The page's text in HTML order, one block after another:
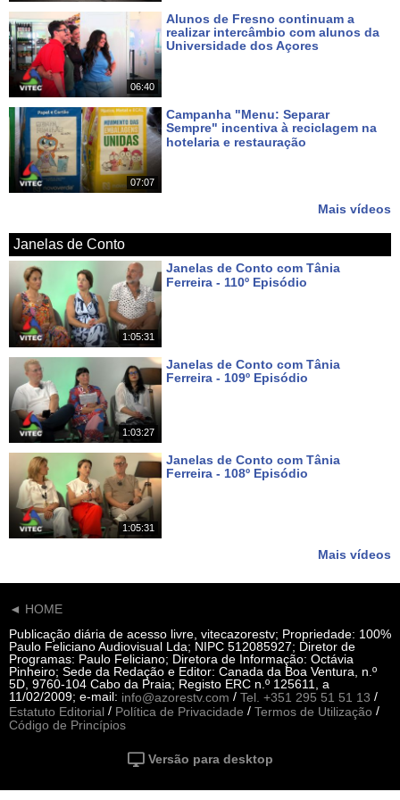
06:40
Alunos de Fresno continuam a
realizar intercâmbio com alunos da
Universidade dos Açores
07:07
Campanha "Menu: Separar
Sempre" incentiva à reciclagem na
hotelaria e restauração
Mais vídeos
Janelas de Conto
1:05:31
Janelas de Conto com Tânia
Ferreira - 110º Episódio
1:03:27
Janelas de Conto com Tânia
Ferreira - 109º Episódio
1:05:31
Janelas de Conto com Tânia
Ferreira - 108º Episódio
Mais vídeos
◄ HOME
Publicação diária de acesso livre, vitecazorestv; Propriedade: 100%
Paulo Feliciano Audiovisual Lda; NIPC 512085927; Diretor de
Programas: Paulo Feliciano; Diretora de Informação: Octávia
Pinheiro; Sede da Redação e Editor: Canada da Boa Ventura, n.º
5D, 9760-104 Cabo da Praia; Registo ERC n.º 125611, a
11/02/2009; e-mail: info@azorestv.com / Tel. +351 295 51 51 13 /
Estatuto Editorial / Política de Privacidade / Termos de Utilização /
Código de Princípios
Versão para desktop